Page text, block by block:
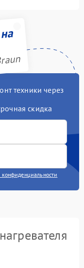
техники через
скидка
конфиденциальности